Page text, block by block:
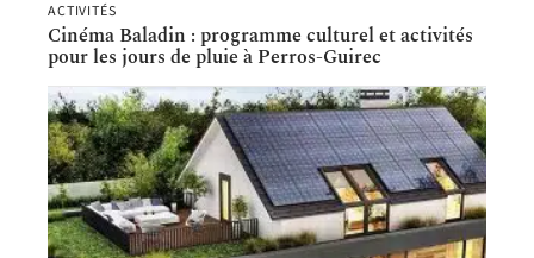
ACTIVITÉS
Cinéma Baladin : programme culturel et activités
pour les jours de pluie à Perros-Guirec